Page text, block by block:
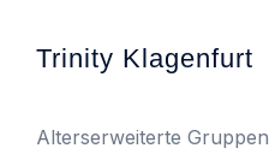
Trinity Klagenfurt
Alterserweiterte Gruppen